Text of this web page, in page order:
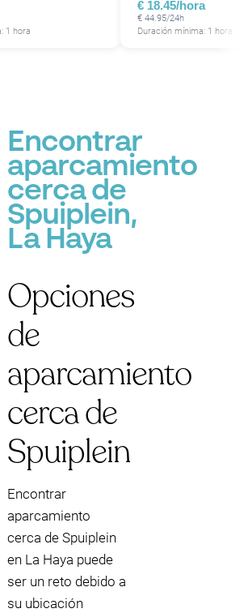
1 hora
€ 18.45/hora
€ 44.95/24h
Duración mínima: 1 hora
Encontrar
aparcamiento
cerca de
Spuiplein,
La Haya
Opciones
de
aparcamiento
cerca de
Spuiplein
Encontrar
aparcamiento
cerca de Spuiplein
en La Haya puede
ser un reto debido a
su ubicación